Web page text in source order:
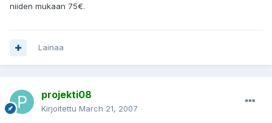
niiden mukaan 75€.
Lainaa
projekti08
Kirjoitettu March 21, 2007